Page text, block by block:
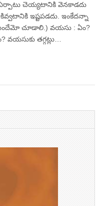
చెయ్యటానికి వెనకాడదు
ఇష్టపడదు. ఇంకేదన్నా
చూడాలి.) వయసు : ఏం?
వయసుకు తగ్గట్లు…